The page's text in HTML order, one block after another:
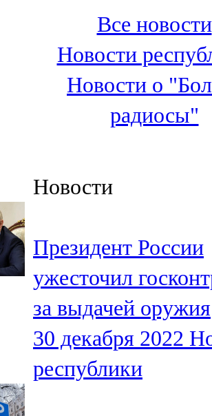
100,3 FM
Зәй
106,6 FM
Кадыбаш
105,2 FM
91,5 FM
106,1 FM
Кама тамагы
71,51 FM
Кукмара
107,9 FM
Все новости
Новости
Новости о
радиосы"
Новости
Президент России
ужесточил
за выдачей оружия
30 декабря 2022
республики